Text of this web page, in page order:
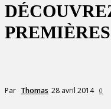
Par Thomas 28 avril 2014 0